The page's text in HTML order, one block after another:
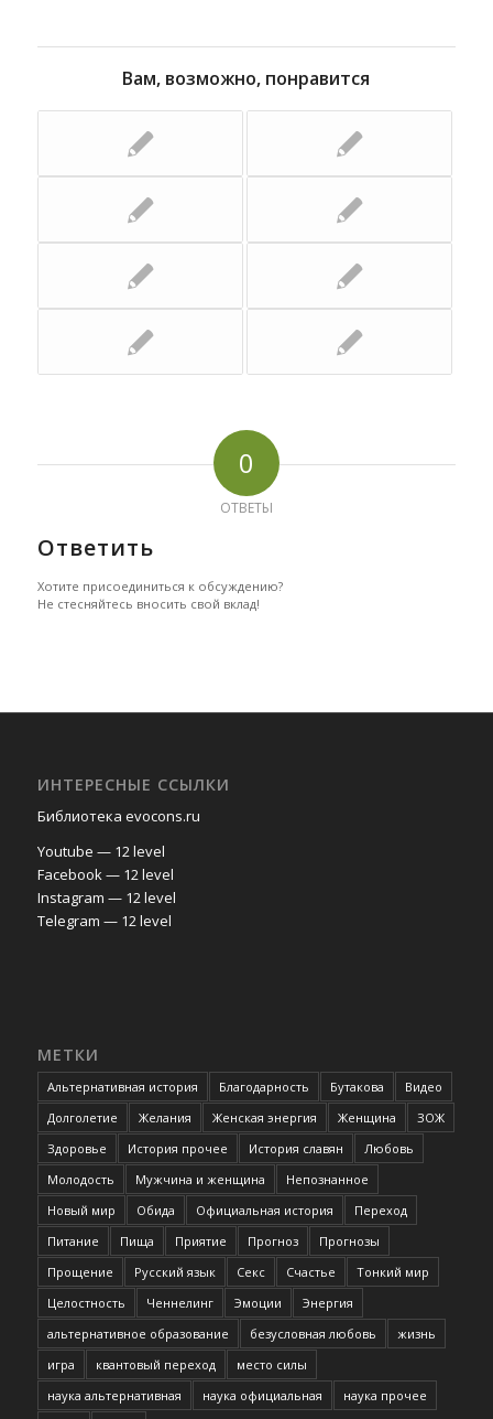
Вам, возможно, понравится
0
ОТВЕТЫ
Ответить
Хотите присоединиться к обсуждению?
Не стесняйтесь вносить свой вклад!
ИНТЕРЕСНЫЕ ССЫЛКИ
Библиотека evocons.ru
Youtube — 12 level
Facebook — 12 level
Instagram — 12 level
Telegram — 12 level
МЕТКИ
Альтернативная история Благодарность Бутакова
Видео
Долголетие
Желания Женская энергия Женщина
ЗОЖ
Здоровье
История прочее История славян
Любовь
Молодость
Мужчина и женщина
Непознанное
Новый мир
Обида Официальная история
Переход
Питание
Пища Приятие Прогноз
Прогнозы
Прощение
Русский язык Секс Счастье
Тонкий мир
Целостность
Ченнелинг Эмоции
Энергия
альтернативное образование
безусловная любовь
жизнь
игра
квантовый переход
место силы
наука альтернативная
наука официальная
наука прочее